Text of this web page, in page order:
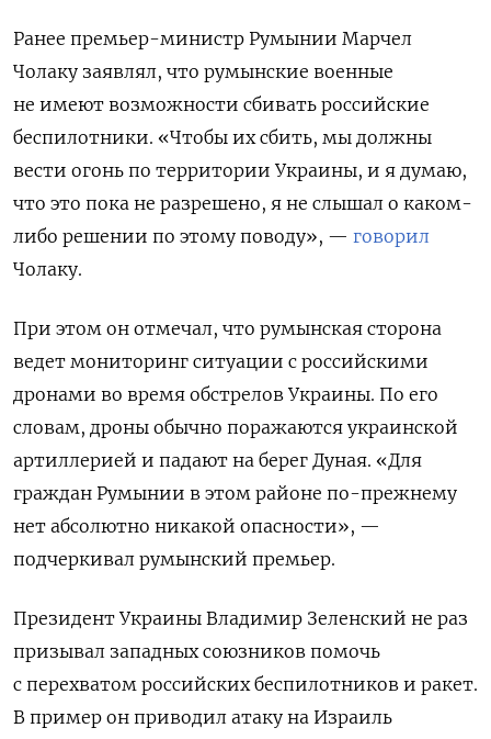
Ранее премьер-министр Румынии Марчел
Чолаку заявлял, что румынские военные
не имеют возможности сбивать российские
беспилотники. «Чтобы их сбить, мы должны
вести огонь по территории Украины, и я думаю,
что это пока не разрешено, я не слышал о каком-
либо решении по этому поводу», — говорил
Чолаку.
При этом он отмечал, что румынская сторона
ведет мониторинг ситуации с российскими
дронами во время обстрелов Украины. По его
словам, дроны обычно поражаются украинской
артиллерией и падают на берег Дуная. «Для
граждан Румынии в этом районе по-прежнему
нет абсолютно никакой опасности», —
подчеркивал румынский премьер.
Президент Украины Владимир Зеленский не раз
призывал западных союзников помочь
с перехватом российских беспилотников и ракет.
В пример он приводил атаку на Израиль